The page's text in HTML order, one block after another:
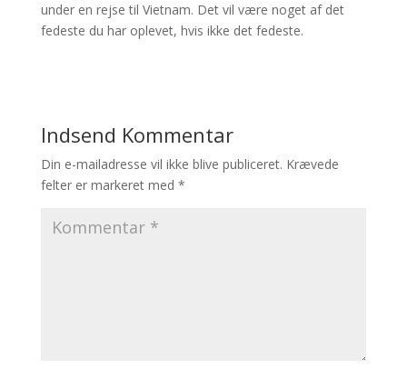
under en rejse til Vietnam. Det vil være noget af det
fedeste du har oplevet, hvis ikke det fedeste.
Indsend Kommentar
Din e-mailadresse vil ikke blive publiceret. Krævede
felter er markeret med *